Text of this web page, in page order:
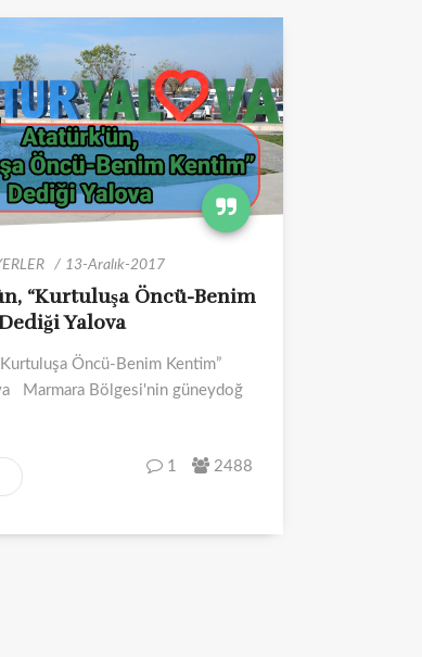
13-Aralık-2017
“Kurtuluşa Öncü-Benim
Yalova
Öncü-Benim Kentim”
Marmara Bölgesi'nin güneydoğ
1 2488